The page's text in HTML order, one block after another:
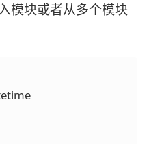
模块或者从多个模块